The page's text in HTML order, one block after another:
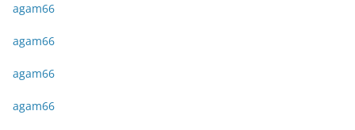
agam66
agam66
agam66
agam66